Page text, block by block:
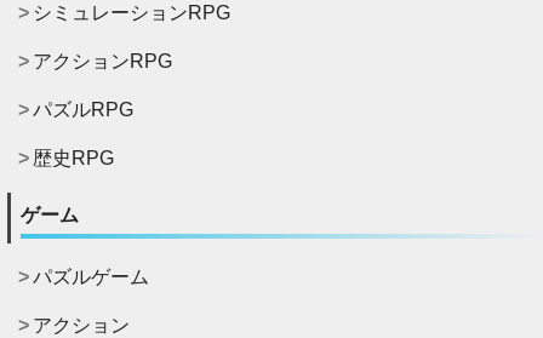
シミュレーションRPG
アクションRPG
パズルRPG
歴史RPG
ゲーム
パズルゲーム
アクション